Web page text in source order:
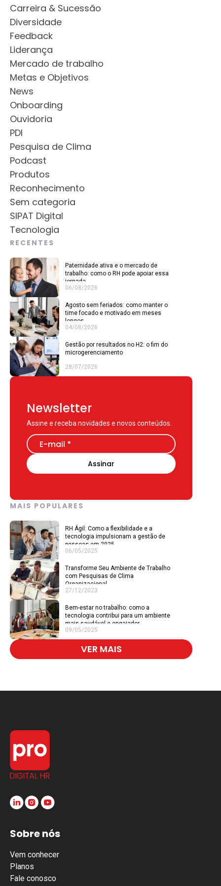
de quem continua trabalhando?
agendas lotadas. Essa
gera um efeito dominó perigoso.
Carreira & Sucessão
Diversidade
Feedback
Liderança
Mercado de trabalho
Metas e Objetivos
News
Onboarding
Ouvidoria
PDI
Pesquisa de Clima
Podcast
Produtos
Reconhecimento
Sem categoria
SIPAT Digital
Tecnologia
RECENTES
Paternidade ativa e o mercado de
trabalho: como o RH pode apoiar essa
jornada
06/08/2026
Agosto sem feriados: como manter o
time focado e motivado em meses
longos
04/08/2026
Gestão por resultados no H2: o fim do
microgerenciamento
28/07/2026
Newsletter
Assine e receba novidades e novos conteúdos.
MAIS POPULARES
RH Ágil: Como a flexibilidade e a
tecnologia impulsionam a gestão de
pessoas em 2025
06/05/2025
Transforme Seu Ambiente de Trabalho
com Pesquisas de Clima
Organizacional
27/12/2023
Bem-estar no trabalho: como a
tecnologia contribui para um ambiente
mais saudável e engajador
09/05/2025
VER MAIS
Sobre nós
Vem conhecer
Planos
Fale conosco